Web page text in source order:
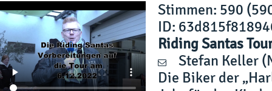
Stimmen: 590
ID:
Riding Santas
Stefan Keller
Die Biker der